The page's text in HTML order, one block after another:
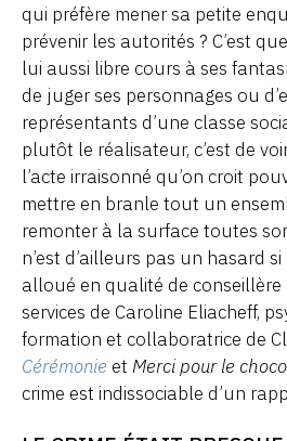
qui préfère mener sa petite
prévenir les autorités ? C’est
lui aussi libre cours à ses
de juger ses personnages ou
représentants d’une classe
plutôt le réalisateur, c’est de
l’acte irraisonné qu’on croit
mettre en branle tout un
remonter à la surface toutes
n’est d’ailleurs pas un hasard si
alloué en qualité de conseillère
services de Caroline Eliacheff,
formation et collaboratrice de
Cérémonie et Merci pour le
crime est indissociable d’un